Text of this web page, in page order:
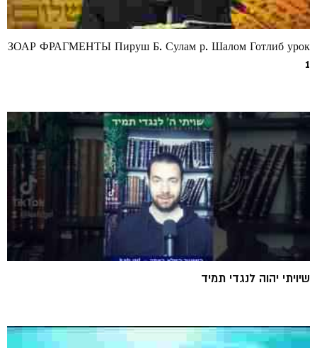
ЗОАР ФРАГМЕНТЫ Пируш Б. Сулам р. Шалом Готлиб урок
1
שיויתי יהוה לנגדי תמיד